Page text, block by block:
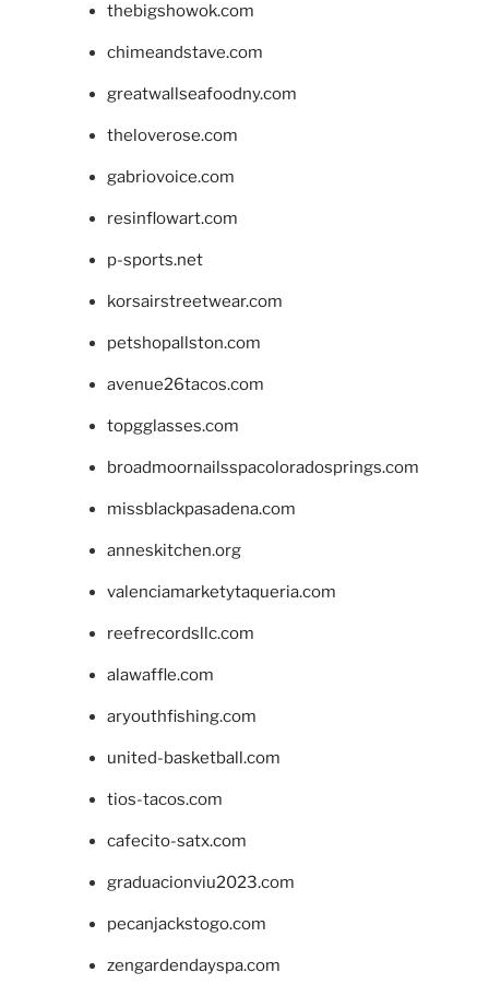
thebigshowok.com
chimeandstave.com
greatwallseafoodny.com
theloverose.com
gabriovoice.com
resinflowart.com
p-sports.net
korsairstreetwear.com
petshopallston.com
avenue26tacos.com
topgglasses.com
broadmoornailsspacoloradosprings.com
missblackpasadena.com
anneskitchen.org
valenciamarketytaqueria.com
reefrecordsllc.com
alawaffle.com
aryouthfishing.com
united-basketball.com
tios-tacos.com
cafecito-satx.com
graduacionviu2023.com
pecanjackstogo.com
zengardendayspa.com